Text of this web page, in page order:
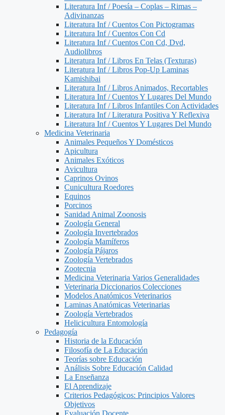
Literatura Inf / Poesía – Coplas – Rimas –
Adivinanzas
Literatura Inf / Cuentos Con Pictogramas
Literatura Inf / Cuentos Con Cd
Literatura Inf / Cuentos Con Cd, Dvd,
Audiolibros
Literatura Inf / Libros En Telas (Texturas)
Literatura Inf / Libros Pop-Up Laminas
Kamishibai
Literatura Inf / Libros Animados, Recortables
Literatura Inf / Cuentos Y Lugares Del Mundo
Literatura Inf / Libros Infantiles Con Actividades
Literatura Inf / Literatura Positiva Y Reflexiva
Literatura Inf / Cuentos Y Lugares Del Mundo
Medicina Veterinaria
Animales Pequeños Y Domésticos
Apicultura
Animales Exóticos
Avicultura
Caprinos Ovinos
Cunicultura Roedores
Equinos
Porcinos
Sanidad Animal Zoonosis
Zoología General
Zoología Invertebrados
Zoología Mamíferos
Zoología Pájaros
Zoología Vertebrados
Zootecnia
Medicina Veterinaria Varios Generalidades
Veterinaria Diccionarios Colecciones
Modelos Anatómicos Veterinarios
Laminas Anatómicas Veterinarias
Zoología Vertebrados
Helicicultura Entomología
Pedagogía
Historia de la Educación
Filosofía de La Educación
Teorías sobre Educación
Análisis Sobre Educación Calidad
La Enseñanza
El Aprendizaje
Criterios Pedagógicos: Principios Valores
Objetivos
Evaluación Docente